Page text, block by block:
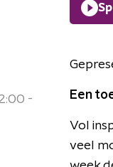
-
Een
Vol
veel